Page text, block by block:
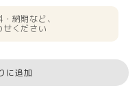
納期など、
ください
に追加